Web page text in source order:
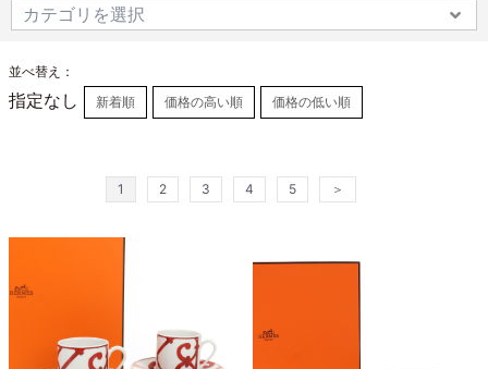
並べ替え：
指定なし 新着順 価格の高い順 価格の低い順
1 2 3 4 5 ＞